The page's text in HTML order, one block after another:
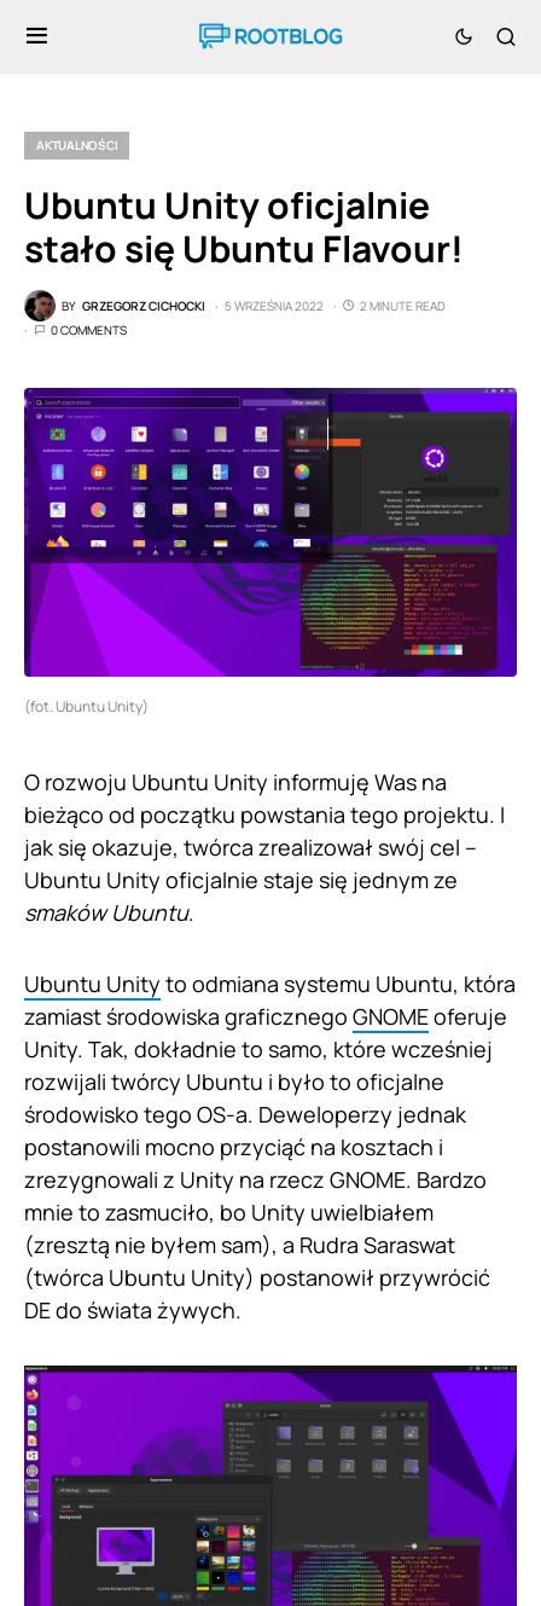
AKTUALNOŚCI
Ubuntu Unity oficjalnie
stało się Ubuntu Flavour!
BY GRZEGORZ CICHOCKI 5 WRZEŚNIA 2022
2 MINUTE READ
0 COMMENTS
(fot. Ubuntu Unity)
O rozwoju Ubuntu Unity informuję Was na
bieżąco od początku powstania tego projektu. I
jak się okazuje, twórca zrealizował swój cel –
Ubuntu Unity oficjalnie staje się jednym ze
smaków Ubuntu.
Ubuntu Unity to odmiana systemu Ubuntu, która
zamiast środowiska graficznego GNOMEoferuje
Unity. Tak, dokładnie to samo, które wcześniej
rozwijali twórcy Ubuntu i było to oficjalne
środowisko tego OS-a. Deweloperzy jednak
postanowili mocno przyciąć na kosztach i
zrezygnowali z Unity na rzecz GNOME. Bardzo
mnie to zasmuciło, bo Unity uwielbiałem
(zresztą nie byłem sam), a Rudra Saraswat
(twórca Ubuntu Unity) postanowił przywrócić
DE do świata żywych.